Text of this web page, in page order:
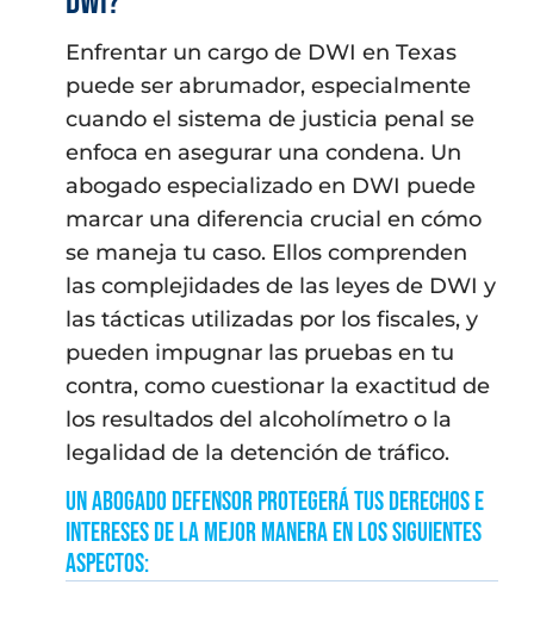
Enfrentar un cargo de DWI en Texas
puede ser abrumador, especialmente
cuando el sistema de justicia penal se
enfoca en asegurar una condena. Un
abogado especializado en DWI puede
marcar una diferencia crucial en cómo
se maneja tu caso. Ellos comprenden
las complejidades de las leyes de DWI y
las tácticas utilizadas por los fiscales, y
pueden impugnar las pruebas en tu
contra, como cuestionar la exactitud de
los resultados del alcoholímetro o la
legalidad de la detención de tráfico.
Un abogado defensor protegerá tus derechos e
intereses de la mejor manera en los siguientes
aspectos: